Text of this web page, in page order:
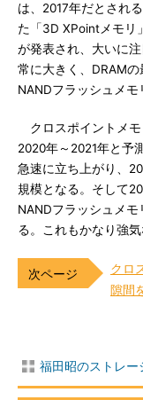
は、2017年だとされ
た「3D XPointメモリ
が発表され、大いに
常に大きく、DRAM
NANDフラッシュメモ
クロスポイントメモ
2020年～2021年と予
急速に立ち上がり、
規模となる。そして
NANDフラッシュメ
る。これもかなり強気
クロ
隙間
福田昭のストレ